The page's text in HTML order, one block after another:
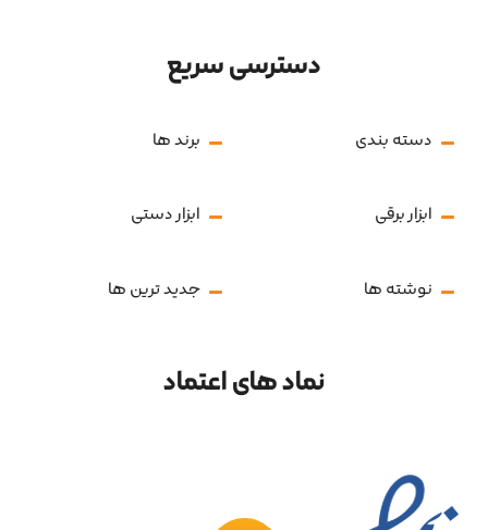
دسترسی سریع
دسته بندی برند ها
ابزار برقی ابزار دستی
نوشته ها جدید ترین ها
نماد های اعتماد